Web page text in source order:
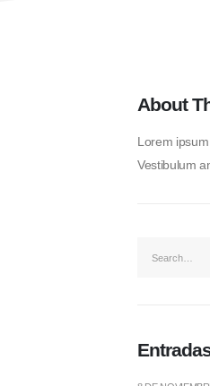
About
Lorem
Vestibulum